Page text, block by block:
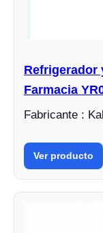
Refrigerador
Farmacia
Fabricante :
Ver producto